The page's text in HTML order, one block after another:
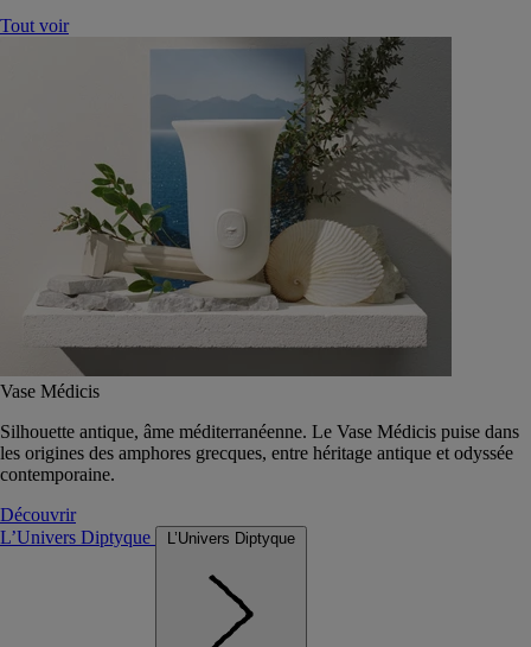
Tout voir
Vase Médicis
Silhouette antique, âme méditerranéenne. Le Vase Médicis puise dans
les origines des amphores grecques, entre héritage antique et odyssée
contemporaine.
Découvrir
L’Univers Diptyque
L’Univers Diptyque